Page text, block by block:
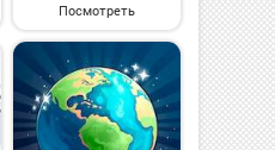
Посмотреть